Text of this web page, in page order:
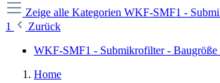
Zeige alle Kategorien WKF-SMF1 -
1
Zurück
WKF-SMF1 - Submikrofilter - Baugröße
Home